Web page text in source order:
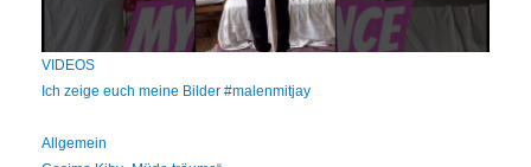
VIDEOS
Ich zeige euch meine Bilder #malenmitjay
Allgemein